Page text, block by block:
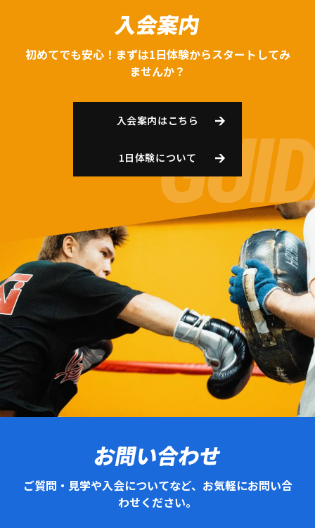
入会案内
初めてでも安心！まずは1日体験からスタートしてみ
ませんか？
入会案内はこちら
1日体験について
お問い合わせ
ご質問・見学や入会についてなど、お気軽にお問い合
わせください。